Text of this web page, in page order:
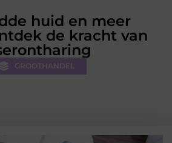
huid en meer
de kracht van
GROOTHANDEL